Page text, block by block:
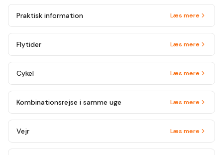
Praktisk information Læs mere
Flytider Læs mere
Cykel Læs mere
Kombinationsrejse i samme uge Læs mere
Vejr Læs mere